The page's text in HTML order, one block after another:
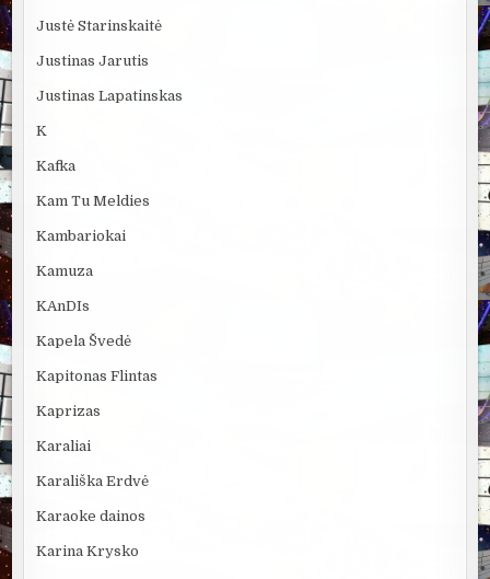
Justė Starinskaitė
Justinas Jarutis
Justinas Lapatinskas
K
Kafka
Kam Tu Meldies
Kambariokai
Kamuza
KAnDIs
Kapela Švedė
Kapitonas Flintas
Kaprizas
Karaliai
Karališka Erdvė
Karaoke dainos
Karina Krysko